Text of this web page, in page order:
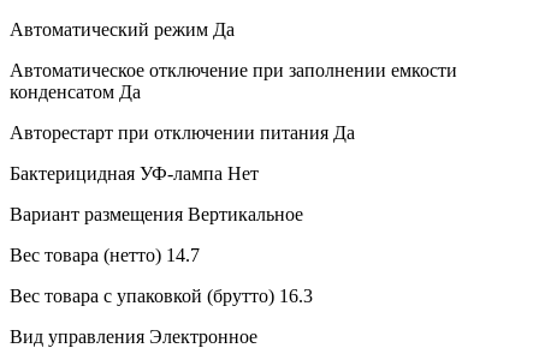
Автоматический режим Да
Автоматическое отключение при заполнении емкости
конденсатом Да
Авторестарт при отключении питания Да
Бактерицидная УФ-лампа Нет
Вариант размещения Вертикальное
Вес товара (нетто) 14.7
Вес товара с упаковкой (брутто) 16.3
Вид управления Электронное